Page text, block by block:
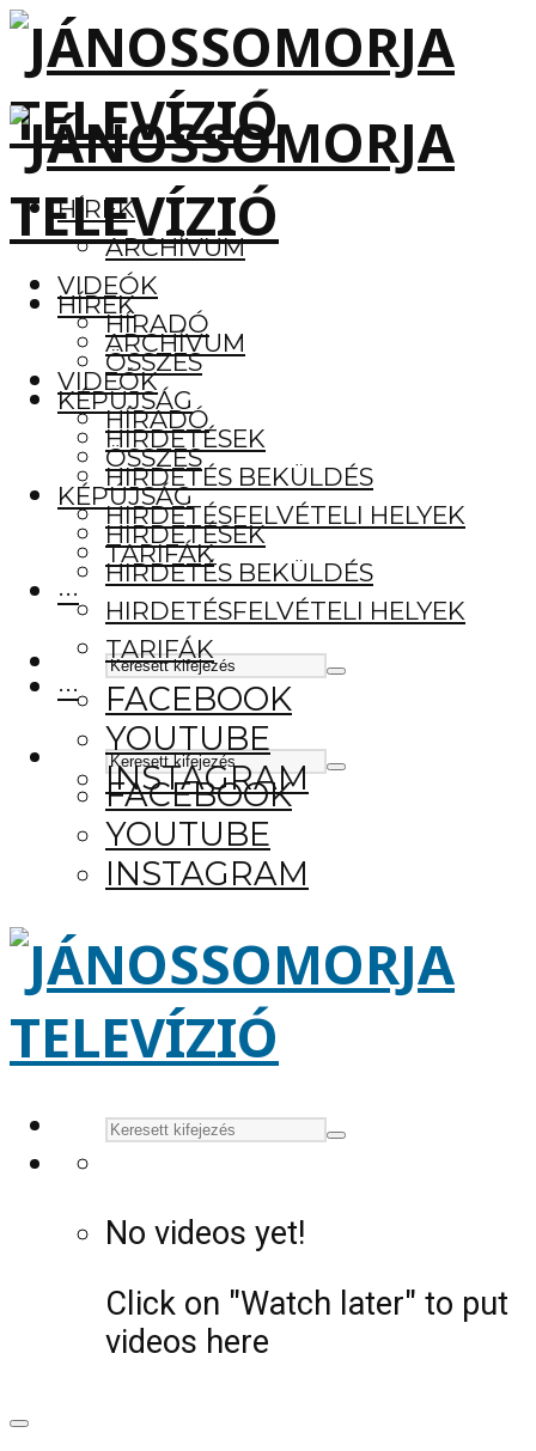
HÍREK
ARCHÍVUM
VIDEÓK
HÍRADÓ
ÖSSZES
KÉPÚJSÁG
HIRDETÉSEK
HIRDETÉS BEKÜLDÉS
HIRDETÉSFELVÉTELI HELYEK
TARIFÁK
···
FACEBOOK
YOUTUBE
INSTAGRAM
HÍREK
ARCHÍVUM
VIDEÓK
HÍRADÓ
ÖSSZES
KÉPÚJSÁG
HIRDETÉSEK
HIRDETÉS BEKÜLDÉS
HIRDETÉSFELVÉTELI HELYEK
TARIFÁK
···
FACEBOOK
YOUTUBE
INSTAGRAM
No videos yet!
Click on "Watch later" to put
videos here